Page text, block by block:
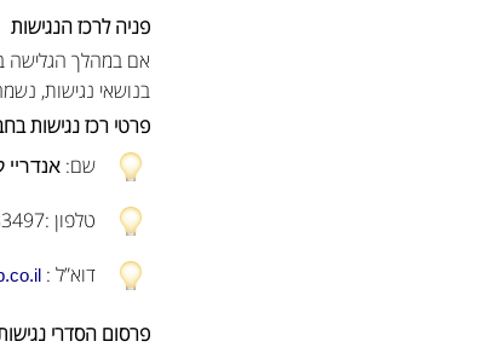
פניה לרכז הנגישות
אם במהלך הגלישה
בנושאי נגישות,
פרטי רכז נגישות
שם: אנדריי
טלפון :03-9283497
דוא”ל :
פרסום הסדרי